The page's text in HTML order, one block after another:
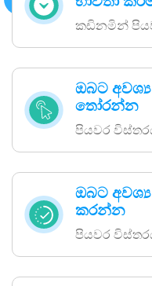
කඩිනමින්
ඔබට
තෝරන්න
පියවර
ඔබට
කරන්න
පියවර